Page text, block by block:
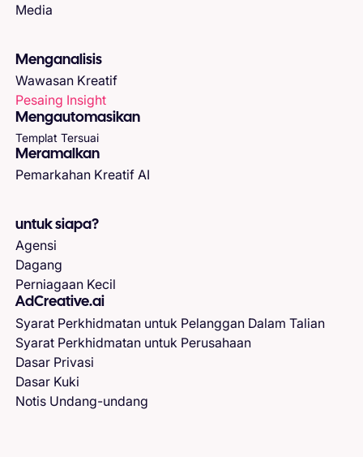
Media
Menganalisis
Wawasan Kreatif
Pesaing Insight
Mengautomasikan
Templat Tersuai
Meramalkan
Pemarkahan Kreatif AI
untuk siapa?
Agensi
Dagang
Perniagaan Kecil
AdCreative.ai
Syarat Perkhidmatan untuk Pelanggan Dalam Talian
Syarat Perkhidmatan untuk Perusahaan
Dasar Privasi
Dasar Kuki
Notis Undang-undang